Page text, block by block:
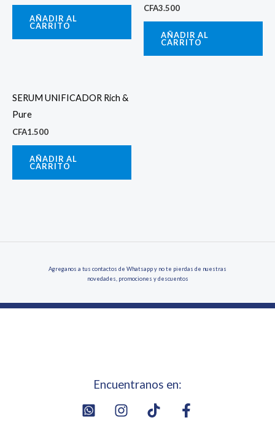
AÑADIR AL
CARRITO
CFA3.500
AÑADIR AL
CARRITO
SERUM UNIFICADOR Rich &
Pure
CFA1.500
AÑADIR AL
CARRITO
Agreganos a tus contactos de Whatsapp y no te pierdas de nuestras
novedades, promociones y descuentos
Encuentranos en: